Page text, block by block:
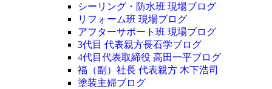
シーリング・防水班 現場ブログ
リフォーム班 現場ブログ
アフターサポート班 現場ブログ
3代目 代表親方長石学ブログ
4代目代表取締役 高田一平ブログ
福（副）社長 代表親方 木下浩司
塗装主婦ブログ